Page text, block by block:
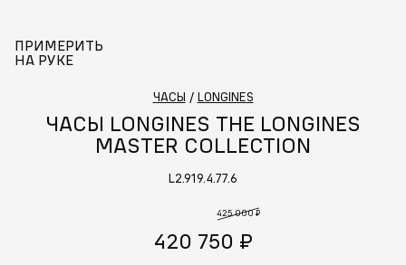
ПРИМЕРИТЬ
НА РУКЕ
ЧАСЫ / LONGINES
ЧАСЫ LONGINES THE LONGINES
MASTER COLLECTION
L2.919.4.77.6
425 000 ₽
420 750 ₽